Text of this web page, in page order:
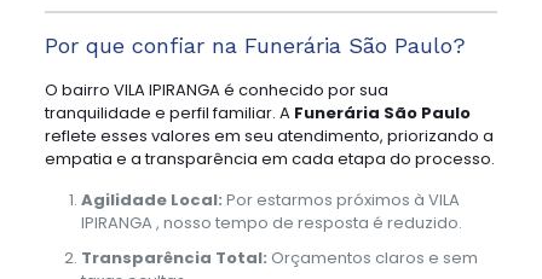
Por que confiar na Funerária São Paulo?
O bairro VILA IPIRANGA é conhecido por sua
tranquilidade e perfil familiar. A Funerária São Paulo
reflete esses valores em seu atendimento, priorizando a
empatia e a transparência em cada etapa do processo.
Agilidade Local: Por estarmos próximos à VILA
IPIRANGA , nosso tempo de resposta é reduzido.
Transparência Total: Orçamentos claros e sem